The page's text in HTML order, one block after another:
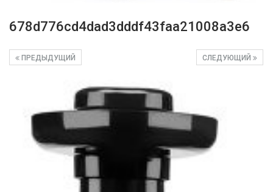
678d776cd4dad3dddf43faa21008a3e6
СЛЕДУЮЩИЙ
ПРЕДЫДУЩИЙ